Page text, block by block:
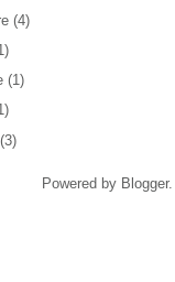
(4)
(1)
(3)
Powered by Blogger.